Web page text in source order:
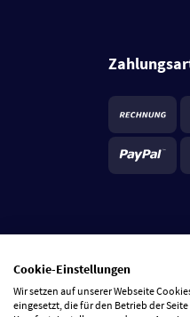
Cookie-Einstellungen
Wir setzen auf unserer Webseite
eingesetzt, die für den Betrieb der